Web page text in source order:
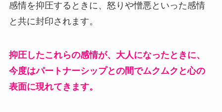
感情を抑圧するときに、怒りや憎悪といった感情
と共に封印されます。
抑圧したこれらの感情が、大人になったときに、
今度はパートナーシップとの間でムクムクと心の
表面に現れてきます。